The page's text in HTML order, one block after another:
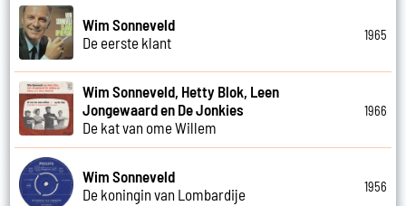
Wim Sonneveld
De eerste klant
1965
Wim Sonneveld, Hetty Blok, Leen
Jongewaard en De Jonkies
De kat van ome Willem
1966
Wim Sonneveld
De koningin van Lombardije
1956